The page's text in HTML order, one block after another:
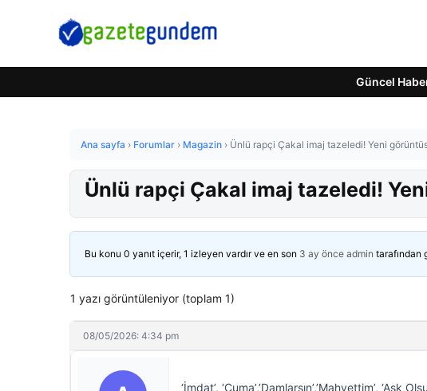
Güncel
Ana sayfa › Forumlar › Magazin › Ünlü rapçi Çakal imaj tazeledi! Yeni
Ünlü rapçi Çakal imaj tazeledi!
Bu konu 0 yanıt içerir, 1 izleyen vardır ve en son 3 ay önce admin tarafından
1 yazı görüntüleniyor (toplam 1)
08/05/2026: 4:34 pm
‘İmdat’, ‘Cuma’,’Damlarsın’,’Mahvettim’,